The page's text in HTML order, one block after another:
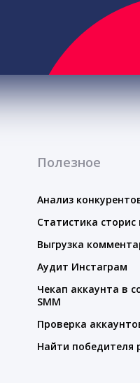
Полезное
Анализ
Статистика
Выгрузка
Аудит Инстаграм
Чекап аккаунта в
SMM
Проверка
Найти победителя